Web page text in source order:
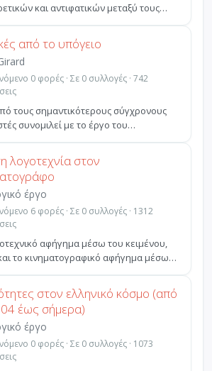
και αντιφατικών μεταξύ τους
Τα κείμ...
από το υπόγειο
0 φορές · Σε 0 συλλογές · 742
τους σημαντικότερους σύγχρονους
συνομιλεί με το έργο του
του Καμύ,...
λογοτεχνία στον
έργο
6 φορές · Σε 0 συλλογές · 1312
αφήγημα μέσω του κειμένου,
το κινηματογραφικό αφήγημα μέσω
ρο...
στον ελληνικό κόσμο (από
έως σήμερα)
έργο
0 φορές · Σε 0 συλλογές · 1073